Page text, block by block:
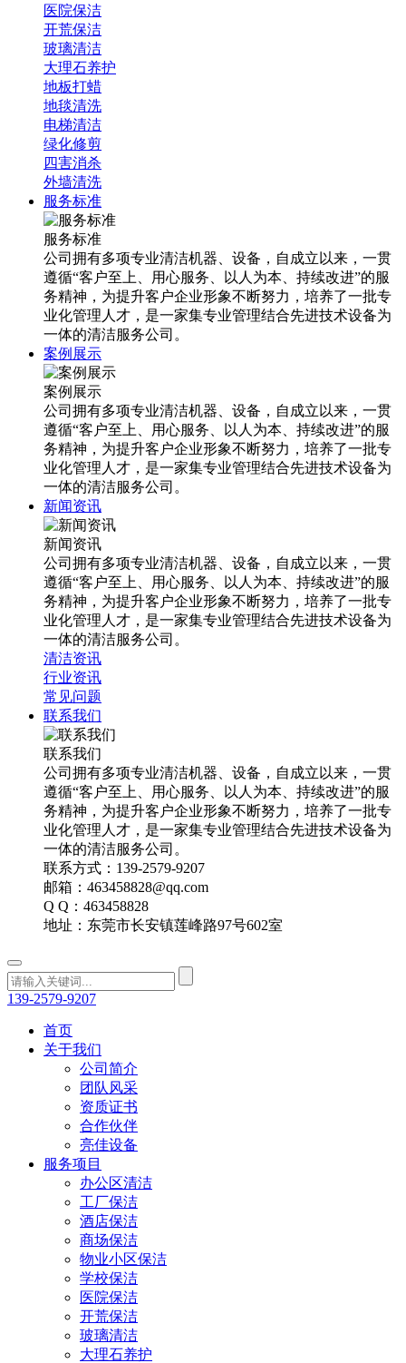
医院保洁
开荒保洁
玻璃清洁
大理石养护
地板打蜡
地毯清洗
电梯清洁
绿化修剪
四害消杀
外墙清洗
服务标准
服务标准
公司拥有多项专业清洁机器、设备，自成立以来，一贯
遵循“客户至上、用心服务、以人为本、持续改进”的服
务精神，为提升客户企业形象不断努力，培养了一批专
业化管理人才，是一家集专业管理结合先进技术设备为
一体的清洁服务公司。
案例展示
案例展示
公司拥有多项专业清洁机器、设备，自成立以来，一贯
遵循“客户至上、用心服务、以人为本、持续改进”的服
务精神，为提升客户企业形象不断努力，培养了一批专
业化管理人才，是一家集专业管理结合先进技术设备为
一体的清洁服务公司。
新闻资讯
新闻资讯
公司拥有多项专业清洁机器、设备，自成立以来，一贯
遵循“客户至上、用心服务、以人为本、持续改进”的服
务精神，为提升客户企业形象不断努力，培养了一批专
业化管理人才，是一家集专业管理结合先进技术设备为
一体的清洁服务公司。
清洁资讯
行业资讯
常见问题
联系我们
联系我们
公司拥有多项专业清洁机器、设备，自成立以来，一贯
遵循“客户至上、用心服务、以人为本、持续改进”的服
务精神，为提升客户企业形象不断努力，培养了一批专
业化管理人才，是一家集专业管理结合先进技术设备为
一体的清洁服务公司。
联系方式：139-2579-9207
邮箱：463458828@qq.com
Q Q：463458828
地址：东莞市长安镇莲峰路97号602室
139-2579-9207
首页
关于我们
公司简介
团队风采
资质证书
合作伙伴
亮佳设备
服务项目
办公区清洁
工厂保洁
酒店保洁
商场保洁
物业小区保洁
学校保洁
医院保洁
开荒保洁
玻璃清洁
大理石养护